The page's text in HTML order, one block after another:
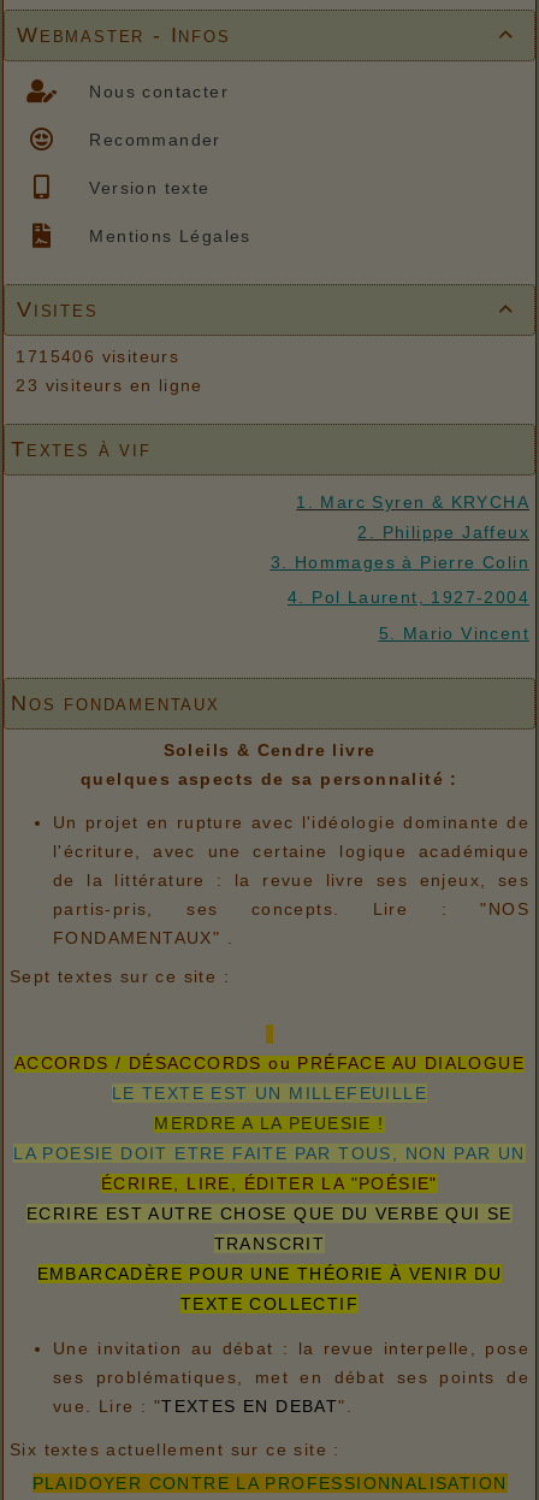

Webmaster - Infos
Nous contacter
Recommander
Version texte
Mentions Légales

Visites
1715406 visiteurs
23 visiteurs en ligne
Textes à vif
1. Marc Syren & KRYCHA
2. Philippe Jaffeux
3. Hommages à Pierre Colin
4. Pol Laurent, 1927-2004
5. Mario Vincent
Nos fondamentaux
Soleils & Cendre livre
quelques aspects de sa personnalité :
Un projet en rupture avec l'idéologie dominante de
l'écriture, avec une certaine logique académique
de la littérature : la revue livre ses enjeux, ses
partis-pris, ses concepts. Lire : "NOS
FONDAMENTAUX" .
Sept textes sur ce site :
ACCORDS / DÉSACCORDS ou PRÉFACE AU DIALOGUE
LE TEXTE EST UN MILLEFEUILLE
MERDRE A LA PEUESIE !
LA POESIE DOIT ETRE FAITE PAR TOUS, NON PAR UN
ÉCRIRE, LIRE, ÉDITER LA "POÉSIE"
ECRIRE EST AUTRE CHOSE QUE DU VERBE QUI SE
TRANSCRIT
EMBARCADÈRE POUR UNE THÉORIE À VENIR DU
TEXTE COLLECTIF
Une invitation au débat : la revue interpelle, pose
ses problématiques, met en débat ses points de
vue. Lire : "TEXTES EN DEBAT".
Six textes actuellement sur ce site :
PLAIDOYER CONTRE LA PROFESSIONNALISATION